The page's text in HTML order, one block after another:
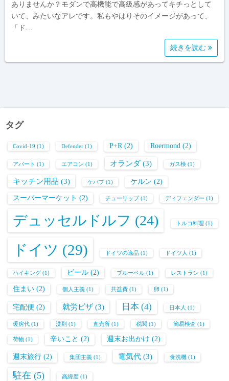
ありませんか？モダンで高機能で高級感があってキチっとして
いて、みたいなアレです。私もやはりそのイメージがあって、
「ド…
続きを読む
タグ
Covid-19 (1) Defender (1) P+R(2) Roermond (2)
アパート (1) エアコン (1) オランダ(3) ガス検 (1)
キッチン用品 (3) ケバブ (1) ケルン (2)
スーパーマーケット (2) チューリップ(1) ディフェンダー (1)
デュッセルドルフ (24) トルコ料理 (1)
ドイツ (29) ドイツの逸品 (1) ドイツ人 (1)
ハイキング (1) ビール (2) ブルーベル (1) レストラン (1)
住まい (2) 個人主義 (1) 共益費 (1) 卵 (1)
宅配便 (2) 就労ビザ (3) 日本 (4) 日本人 (1)
暖房代 (1) 洗剤 (1) 直売所 (1) 税関 (1) 簡易検査 (1)
荷物 (1) 辛いこと (2) 週末お出かけ (2)
週末旅行 (2) 集団主義 (1) 電気代 (3) 食洗機 (1)
駐在 (5) 高緯度 (1)